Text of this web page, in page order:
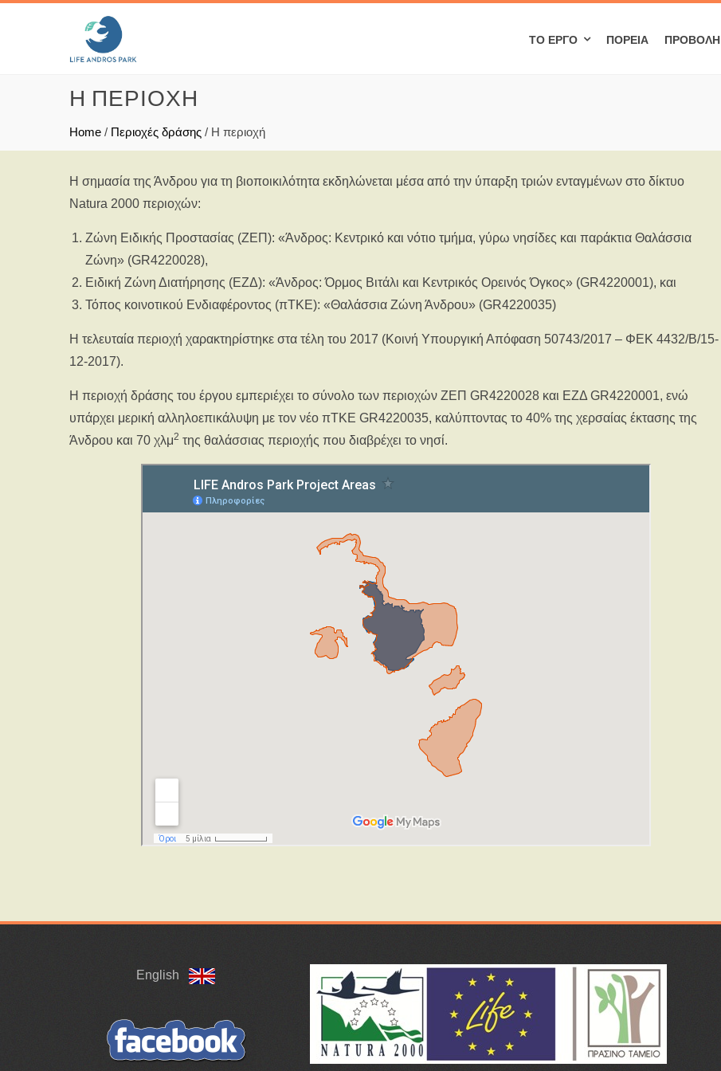
ΤΟ ΈΡΓΟ ΠΟΡΕΊΑ ΠΡΟΒΟΛΉ
Η ΠΕΡΙΟΧΉ
Home / Περιοχές δράσης / Η περιοχή
Η σημασία της Άνδρου για τη βιοποικιλότητα εκδηλώνεται μέσα από την ύπαρξη τριών ενταγμένων στο δίκτυο
Natura 2000 περιοχών:
Ζώνη Ειδικής Προστασίας (ΖΕΠ): «Άνδρος: Κεντρικό και νότιο τμήμα, γύρω νησίδες και παράκτια Θαλάσσια
Ζώνη» (GR4220028),
Ειδική Ζώνη Διατήρησης (ΕΖΔ): «Άνδρος: Όρμος Βιτάλι και Κεντρικός Ορεινός Όγκος» (GR4220001), και
Τόπος κοινοτικού Ενδιαφέροντος (πΤΚΕ): «Θαλάσσια Ζώνη Άνδρου» (GR4220035)
Η τελευταία περιοχή χαρακτηρίστηκε στα τέλη του 2017 (Κοινή Υπουργική Απόφαση 50743/2017 – ΦΕΚ 4432/B/15-
12-2017).
Η περιοχή δράσης του έργου εμπεριέχει το σύνολο των περιοχών ΖΕΠ GR4220028 και ΕΖΔ GR4220001, ενώ
υπάρχει μερική αλληλοεπικάλυψη με τον νέο πΤΚΕ GR4220035, καλύπτοντας το 40% της χερσαίας έκτασης της
Άνδρου και 70 χλμ2 της θαλάσσιας περιοχής που διαβρέχει το νησί.
English